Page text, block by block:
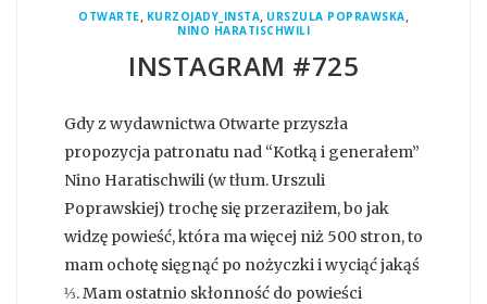
OTWARTE, KURZOJADY_INSTA, URSZULA POPRAWSKA,
NINO HARATISCHWILI
INSTAGRAM #725
Gdy z wydawnictwa Otwarte przyszła
propozycja patronatu nad “Kotką i generałem”
Nino Haratischwili (w tłum. Urszuli
Poprawskiej) trochę się przeraziłem, bo jak
widzę powieść, która ma więcej niż 500 stron, to
mam ochotę sięgnąć po nożyczki i wyciąć jakąś
⅓. Mam ostatnio skłonność do powieści